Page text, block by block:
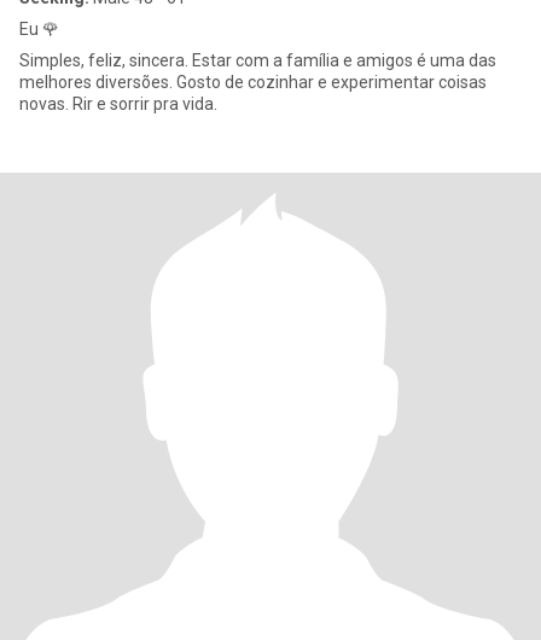
Eu 🌹
Simples, feliz, sincera. Estar com a família e amigos é uma das
melhores diversões. Gosto de cozinhar e experimentar coisas
novas. Rir e sorrir pra vida.